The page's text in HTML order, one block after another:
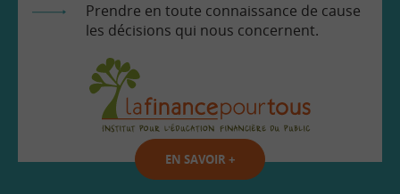
Prendre en toute connaissance de cause
les décisions qui nous concernent.
EN SAVOIR +